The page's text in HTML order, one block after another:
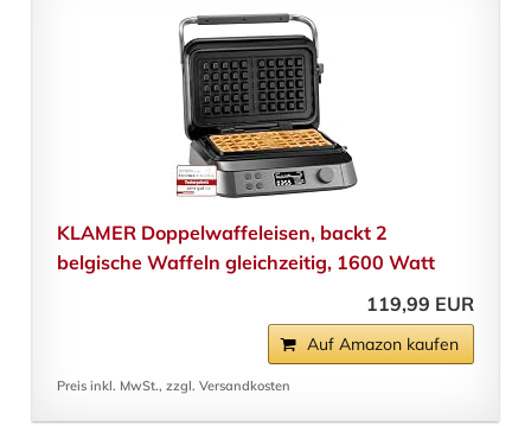
KLAMER Doppelwaffeleisen, backt 2
belgische Waffeln gleichzeitig, 1600 Watt
119,99 EUR
Auf Amazon kaufen
Preis inkl. MwSt., zzgl. Versandkosten